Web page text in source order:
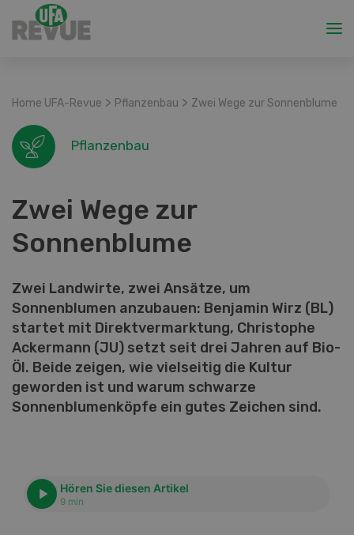
Home UFA-Revue > Pflanzenbau > Zwei Wege zur Sonnenblume
Pflanzenbau
Zwei Wege zur
Sonnenblume
Zwei Landwirte, zwei Ansätze, um
Sonnenblumen anzubauen: Benjamin Wirz (BL)
startet mit Direktvermarktung, Christophe
Ackermann (JU) setzt seit drei Jahren auf Bio-
Öl. Beide zeigen, wie vielseitig die Kultur
geworden ist und warum schwarze
Sonnenblumenköpfe ein gutes Zeichen sind.
Hören Sie diesen Artikel
9 min